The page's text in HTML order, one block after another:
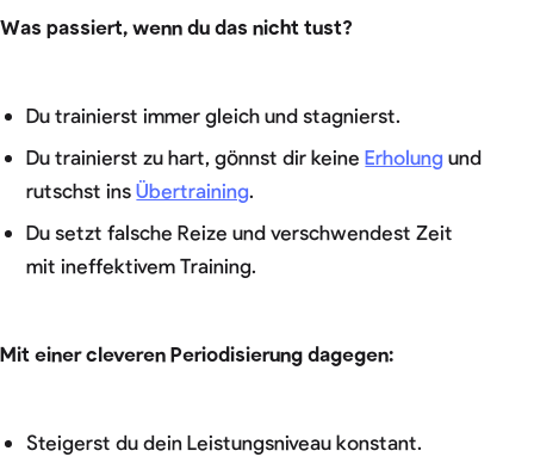
Was passiert, wenn du das nicht tust?
Du trainierst immer gleich und stagnierst.
Du trainierst zu hart, gönnst dir keineErholung und
rutschst insÜbertraining.
Du setzt falsche Reize und verschwendest Zeit
mit ineffektivem Training.
Mit einer cleveren Periodisierung dagegen:
Steigerst du dein Leistungsniveau konstant.